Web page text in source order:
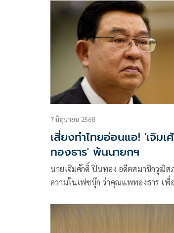
นบางส่
7 มิถุนายน 2568
เสี่ยงทำไทยอ่อนแอ! 'เจิม
ทองธาร' พ้นนายกฯ
นายเจิมศักดิ์ ปิ่นทอง อดีตสมาชิกวุฒิส
ความในเฟซบุ๊ก ว่าคุณแพทองธาร เพื่
แถลงข่าว โดยเฉ